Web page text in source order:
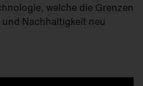
welche die Grenzen
Nachhaltigkeit neu